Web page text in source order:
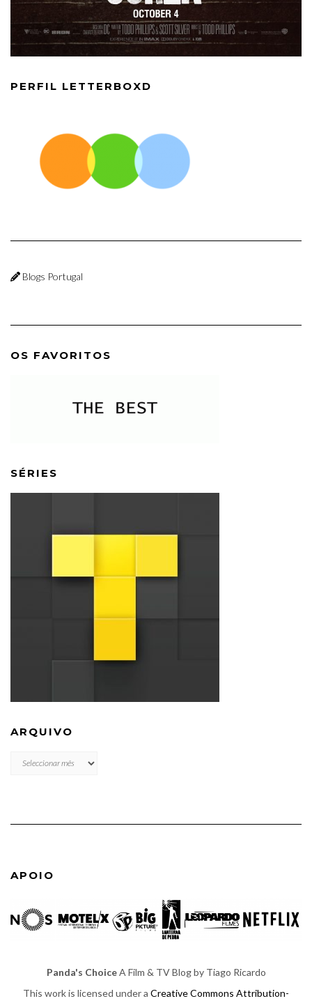
PERFIL LETTERBOXD
Blogs Portugal
OS FAVORITOS
SÉRIES
ARQUIVO
ARQUIVO
APOIO
Panda's ChoiceA Film & TV Blog by Tiago Ricardo
This work is licensed under a Creative Commons Attribution-